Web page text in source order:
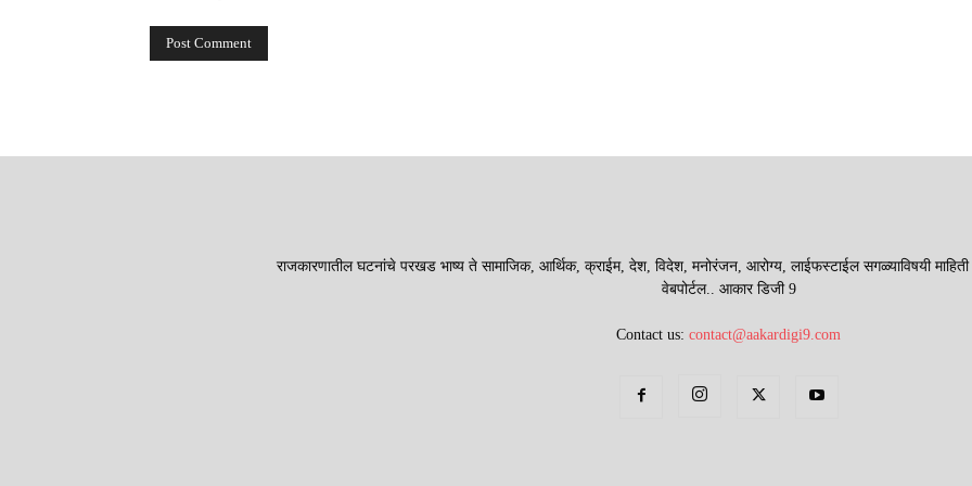
राजकारणातील घटनांचे परखड भाष्य ते सामाजिक, आर्थिक, क्राईम, देश, विदेश, मनोरंजन, आरोग्य, लाईफस्टाईल सगळ्याविषयी माहिती
वेबपोर्टल.. आकार डिजी 9
Contact us:contact@aakardigi9.com